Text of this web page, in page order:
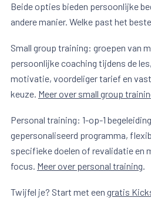
Beide opties bieden persoonlijke
andere manier. Welke past het
Small group training: groepen van
persoonlijke coaching tijdens de
motivatie, voordeliger tarief en
keuze. Meer over small group
Personal training: 1-op-1
gepersonaliseerd programma,
specifieke doelen of revalidatie en
focus. Meer over personal training.
Twijfel je? Start met een gratis